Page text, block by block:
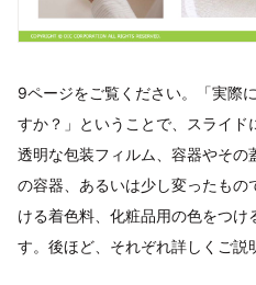
9ページをご覧ください。「実際
すか？」ということで、スライ
透明な包装フィルム、容器やその
の容器、あるいは少し変ったもの
ける着色料、化粧品用の色をつけ
す。後ほど、それぞれ詳しくご説